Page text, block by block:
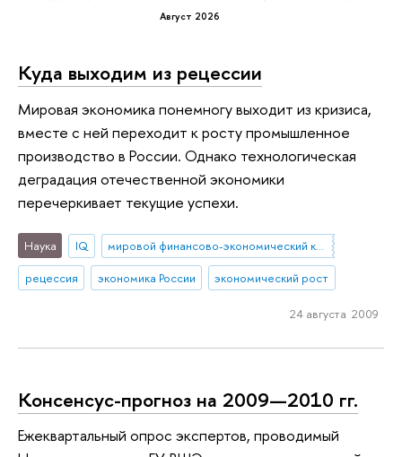
Август 2026
Куда выходим из рецессии
Мировая экономика понемногу выходит из кризиса,
вместе с ней переходит к росту промышленное
производство в России. Однако технологическая
деградация отечественной экономики
перечеркивает текущие успехи.
Наука IQ
мировой финансово-экономический кризис
рецессия
экономика России экономический рост
24 августа 2009
Консенсус-прогноз на 2009—2010 гг.
Ежеквартальный опрос экспертов, проводимый